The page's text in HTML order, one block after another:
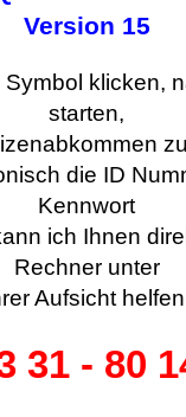
Version 15
klicken,
starten,
die ID
Kennwort
ich Ihnen
Rechner unter
Aufsicht
31 - 80